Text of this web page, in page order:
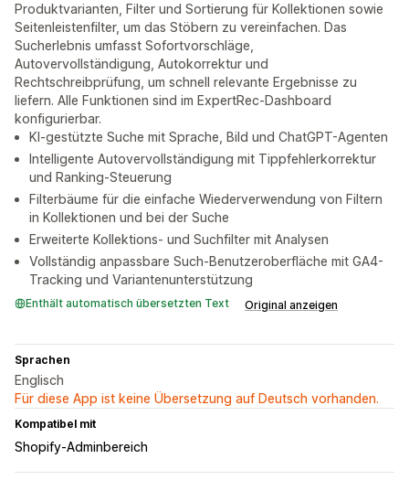
Produktvarianten, Filter und Sortierung für Kollektionen sowie
Seitenleistenfilter, um das Stöbern zu vereinfachen. Das
Sucherlebnis umfasst Sofortvorschläge,
Autovervollständigung, Autokorrektur und
Rechtschreibprüfung, um schnell relevante Ergebnisse zu
liefern. Alle Funktionen sind im ExpertRec-Dashboard
konfigurierbar.
KI-gestützte Suche mit Sprache, Bild und ChatGPT-Agenten
Intelligente Autovervollständigung mit Tippfehlerkorrektur
und Ranking-Steuerung
Filterbäume für die einfache Wiederverwendung von Filtern
in Kollektionen und bei der Suche
Erweiterte Kollektions- und Suchfilter mit Analysen
Vollständig anpassbare Such-Benutzeroberfläche mit GA4-
Tracking und Variantenunterstützung
Enthält automatisch übersetzten Text Original anzeigen
Sprachen
Englisch
Für diese App ist keine Übersetzung auf Deutsch vorhanden.
Kompatibel mit
Shopify-Adminbereich